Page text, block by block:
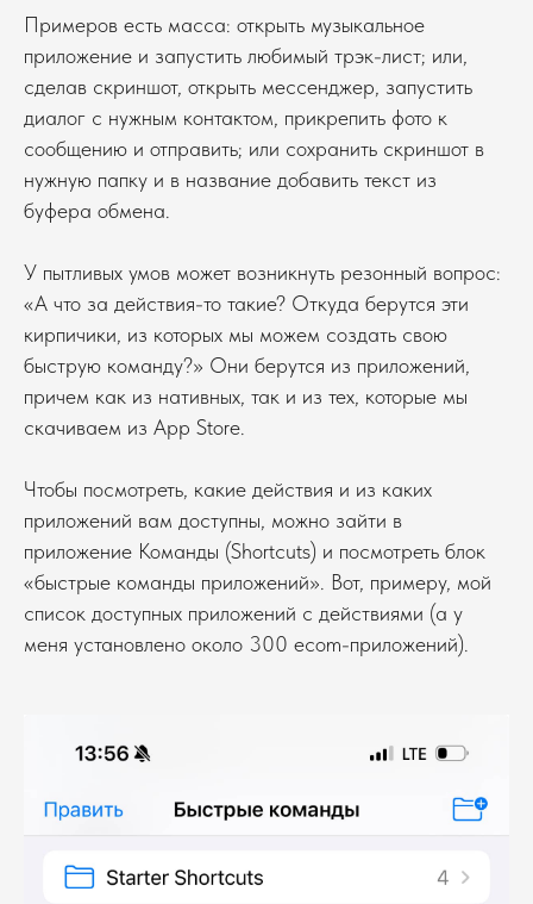
Примеров есть масса: открыть музыкальное
приложение и запустить любимый трэк-лист; или,
сделав скриншот, открыть мессенджер, запустить
диалог с нужным контактом, прикрепить фото к
сообщению и отправить; или сохранить скриншот в
нужную папку и в название добавить текст из
буфера обмена.
У пытливых умов может возникнуть резонный вопрос:
«А что за действия-то такие? Откуда берутся эти
кирпичики, из которых мы можем создать свою
быструю команду?» Они берутся из приложений,
причем как из нативных, так и из тех, которые мы
скачиваем из App Store.
Чтобы посмотреть, какие действия и из каких
приложений вам доступны, можно зайти в
приложение Команды (Shortcuts) и посмотреть блок
«быстрые команды приложений». Вот, примеру, мой
список доступных приложений с действиями (а у
меня установлено около 300 ecom-приложений).